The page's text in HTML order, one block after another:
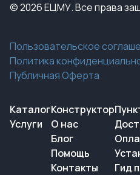
© 2026 ЕЦМУ. Все права
Пользовательское
Политика
Публичная Оферта
Каталог
Услуги
Конструктор
О нас
Блог
Помощь
Контакты
Гид